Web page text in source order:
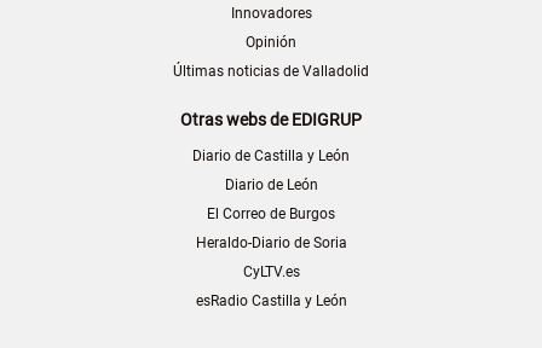
Innovadores
Opinión
Últimas noticias de Valladolid
Otras webs de EDIGRUP
Diario de Castilla y León
Diario de León
El Correo de Burgos
Heraldo-Diario de Soria
CyLTV.es
esRadio Castilla y León